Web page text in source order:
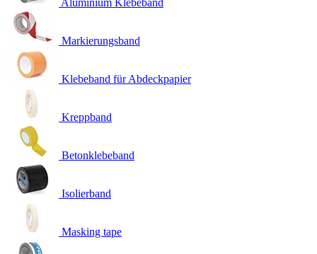
Markierungsband
Klebeband für Abdeckpapier
Kreppband
Betonklebeband
Isolierband
Masking tape